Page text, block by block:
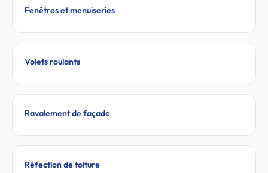
Fenêtres et menuiseries
Volets roulants
Ravalement de façade
Réfection de toiture